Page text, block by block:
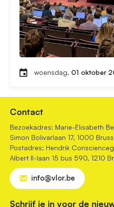
woensdag, 01 oktober
Contact
Bezoekadres: Marie-Elisabeth
Simon Bolivarlaan 17, 1000
Postadres: Hendrik
Albert II-laan 15 bus 590, 1210
info@vlor.be
Schrijf je in voor de